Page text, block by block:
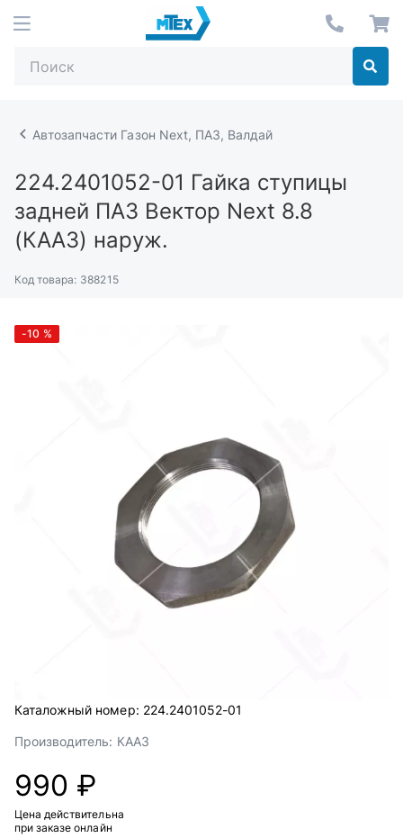
Автозапчасти Газон Next, ПАЗ, Валдай
224.2401052-01 Гайка ступицы
задней ПАЗ Вектор Next 8.8
(КААЗ) наруж.
Код товара: 388215
-10 %
Каталожный номер: 224.2401052-01
Производитель: КААЗ
990 ₽
Цена действительна
при заказе онлайн